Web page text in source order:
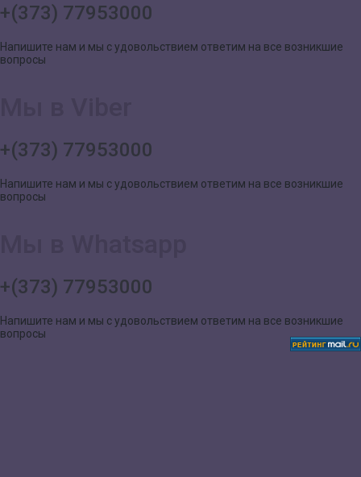
+(373) 77953000
Напишите нам и мы с удовольствием ответим на все возникшие
вопросы
+(373) 77953000
Напишите нам и мы с удовольствием ответим на все возникшие
вопросы
+(373) 77953000
Напишите нам и мы с удовольствием ответим на все возникшие
вопросы